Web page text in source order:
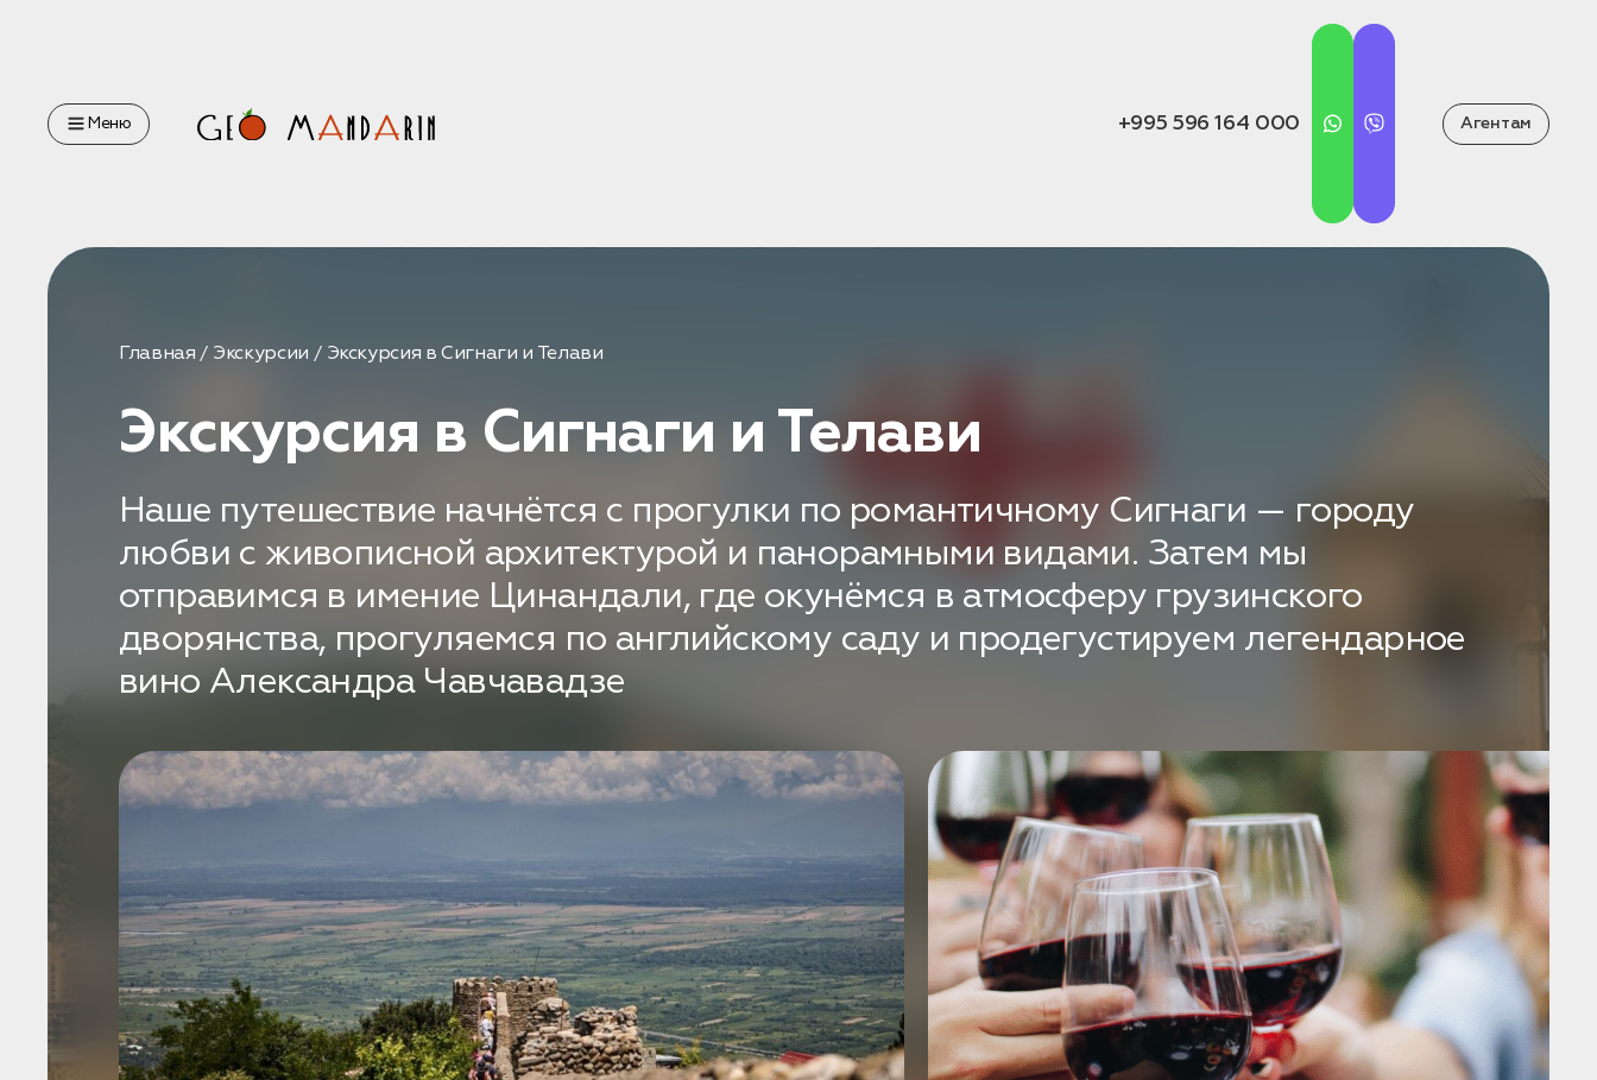
Меню +995 596 164 000 Агентам
Главная Экскурсии Экскурсия в Сигнаги и Телави
Экскурсия в Сигнаги и Телави
Наше путешествие начнётся с прогулки по романтичному Сигнаги — городу
любви с живописной архитектурой и панорамными видами. Затем мы
отправимся в имение Цинандали, где окунёмся в атмосферу грузинского
дворянства, прогуляемся по английскому саду и продегустируем легендарное
вино Александра Чавчавадзе
Оставьте свои данные
Оставить заявку
Нажимая на кнопку, вы соглашаетесь с условиями
конфиденциальности
Бронирование
Оставьте свои данные, чтобы мы могли
связаться с вами
Оставить заявку
Нажимая на кнопку, вы соглашаетесь с условиямиПолитики
конфиденциальности